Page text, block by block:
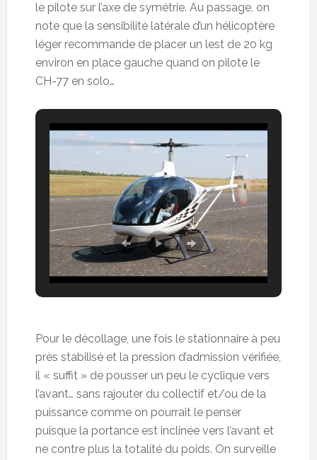
le pilote sur l’axe de symétrie. Au passage, on
note que la sensibilité latérale d’un hélicoptère
léger recommande de placer un lest de 20 kg
environ en place gauche quand on pilote le
CH-77 en solo…
Pour le décollage, une fois le stationnaire à peu
près stabilisé et la pression d’admission vérifiée,
il « suffit » de pousser un peu le cyclique vers
l’avant… sans rajouter du collectif et/ou de la
puissance comme on pourrait le penser
puisque la portance est inclinée vers l’avant et
ne contre plus la totalité du poids. On surveille